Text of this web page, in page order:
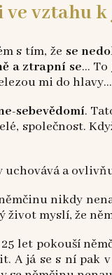
ve
s tím, že se
a ztrapní se… To
mi do
sebevědomí.
společnost.
uchovává a
nikdy
myslí, že
let pokouší
já se s ní pak